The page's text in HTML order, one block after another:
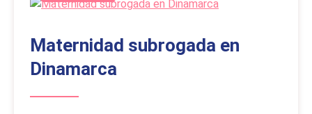
Maternidad subrogada en
Dinamarca